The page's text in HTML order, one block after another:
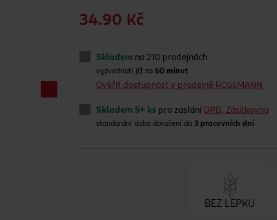
34.90 Kč
Skladem na 210 prodejnách
vyzvednutí již za60 minut
Ověřit dostupnost v prodejně ROSSMANN
Skladem 5+ ks pro zaslání DPD, Zásilkovna
standardní doba doručení do 3 pracovních dní
BEZ LEPKU